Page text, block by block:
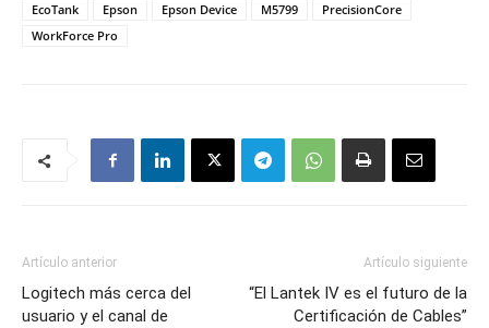
EcoTank
Epson Epson Device M5799
PrecisionCore
WorkForce Pro
Artículo anterior
Logitech más cerca del
usuario y el canal de
Artículo siguiente
“El Lantek IV es el futuro de la
Certificación de Cables”